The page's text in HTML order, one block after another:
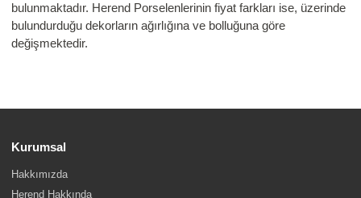
bulunmaktadır. Herend Porselenlerinin fiyat farkları ise, üzerinde
bulundurduğu dekorların ağırlığına ve bolluğuna göre
değişmektedir.
Kurumsal
Hakkımızda
Herend Hakkında